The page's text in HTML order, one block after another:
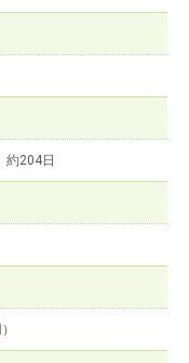
204日